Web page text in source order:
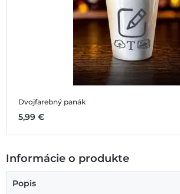
Dvojfarebný panák
5,99 €
Informácie o produkte
Popis